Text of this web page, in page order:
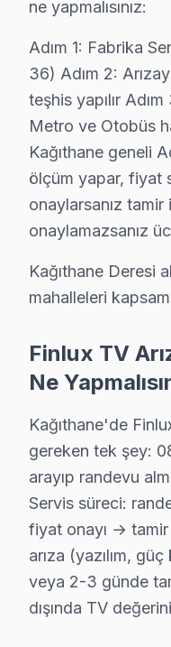
Kağıthane
Kağıthane bölgesine
Finlux Uzman
Cenk D. — Finlux
· Finlux fabrika
· Orijinal ve
· 2010'dan
ne yapmalısınız:
Adım 1: Fabrika
36) Adım 2:
teşhis yapılır
Metro ve Otobüs
Kağıthane geneli
ölçüm yapar, fiyat
onaylarsanız
onaylamazsanız
Kağıthane Deresi
mahalleleri
Finlux TV
Ne
Kağıthane'de
gereken tek şey:
arayıp randevu
Servis süreci:
fiyat onayı →
arıza (yazılım,
veya 2-3 günde
dışında TV